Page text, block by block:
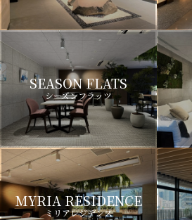
SEASON FLATS
シーズンフラッツ
MYRIA RESIDENCE
ミリアレジデンス